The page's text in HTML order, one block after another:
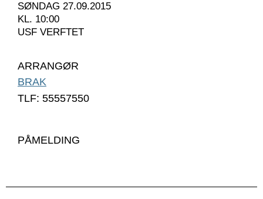
SØNDAG 27.09.2015
KL. 10:00
USF VERFTET
ARRANGØR
BRAK
TLF: 55557550
PÅMELDING